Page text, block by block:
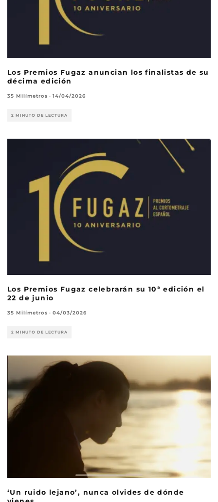
Los Premios Fugaz anuncian los finalistas de su
décima edición
35 Milímetros · 14/04/2026
2 MINUTO DE LECTURA
Los Premios Fugaz celebrarán su 10ª edición el
22 de junio
35 Milímetros · 04/03/2026
2 MINUTO DE LECTURA
‘Un ruido lejano’, nunca olvides de dónde